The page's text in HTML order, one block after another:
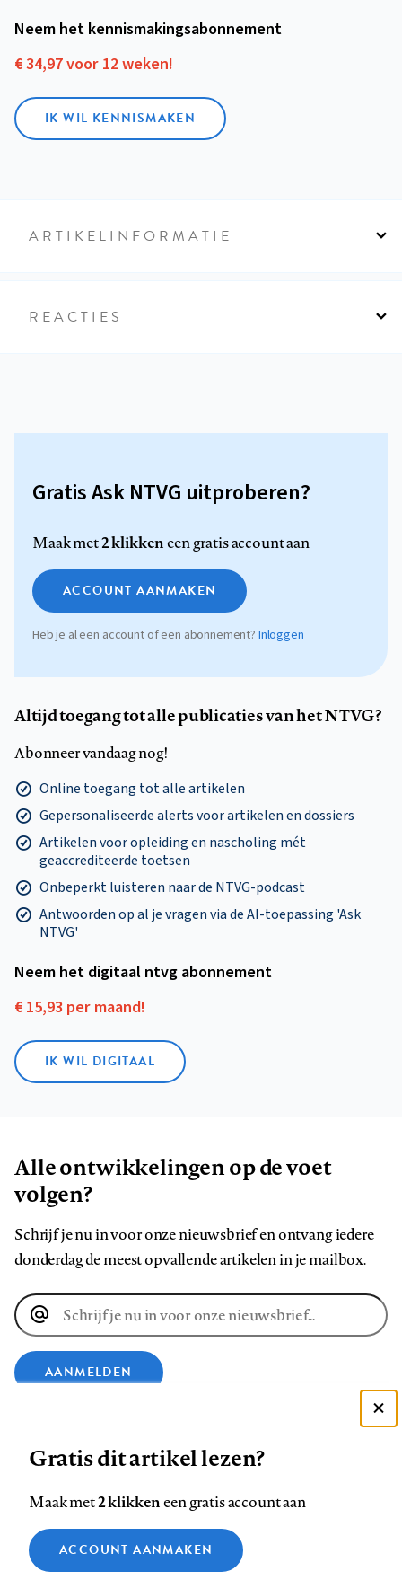
Neem het kennismakings­abonnement
€ 34,97 voor 12 weken!
IK WIL KENNISMAKEN
ARTIKELINFORMATIE
REACTIES
Gratis Ask NTVG uitproberen?
Maak met2 klikkeneen gratis account aan
ACCOUNT AANMAKEN
Heb je al een account of een abonnement?Inloggen
Altijd toegang tot alle publicaties van het NTVG?
Abonneer vandaag nog!
Online toegang tot alle artikelen
Gepersonaliseerde alerts voor artikelen en dossiers
Artikelen voor opleiding en nascholing mét
geaccrediteerde toetsen
Onbeperkt luisteren naar de NTVG-podcast
Antwoorden op al je vragen via de AI-toepassing 'Ask
NTVG'
Neem het digitaal ntvg abonnement
€ 15,93 per maand!
IK WIL DIGITAAL
Alle ontwikkelingen op de voet
volgen?
Schrijf je nu in voor onze nieuwsbrief en ontvang iedere
donderdag de meest opvallende artikelen in je mailbox.
E-
mailadres
AANMELDEN
op
Facebook
op
LinkedIn
op
Bluesky
ons
op
InstagramYouTube
Footer
Contact Colofon Disclaimer Privacy
Medische vragen verdienen
Zie onze cookie policy
Analytische cookies
Gratis dit artikel lezen?
Maak met2 klikkeneen gratis account aan
ACCOUNT AANMAKEN